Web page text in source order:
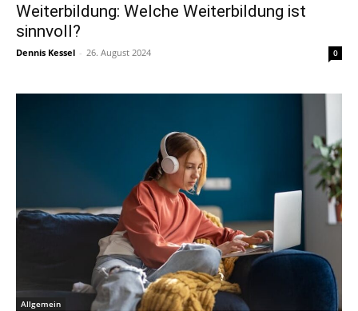
Weiterbildung: Welche Weiterbildung ist
sinnvoll?
Dennis Kessel - 26. August 2024 0
Allgemein